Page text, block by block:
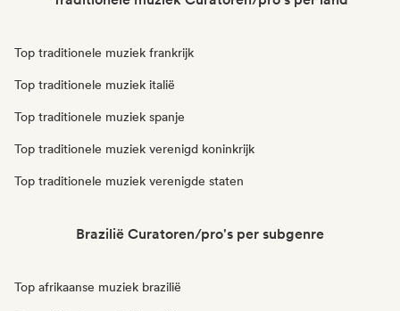
Top traditionele muziek frankrijk
Top traditionele muziek italië
Top traditionele muziek spanje
Top traditionele muziek verenigd koninkrijk
Top traditionele muziek verenigde staten
Brazilië Curatoren/pro's per subgenre
Top afrikaanse muziek brazilië